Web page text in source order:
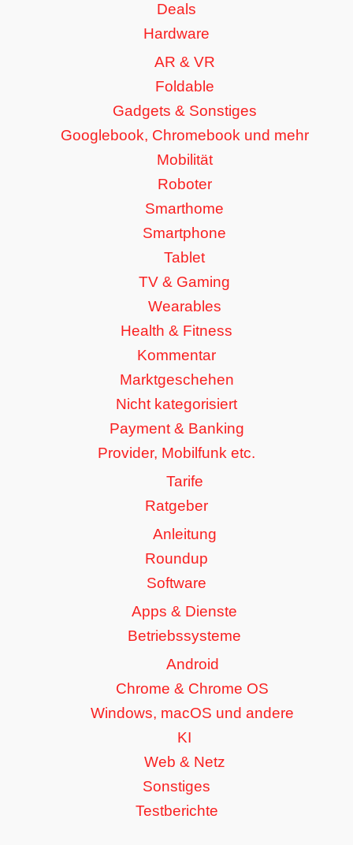
Deals
Hardware
AR & VR
Foldable
Gadgets & Sonstiges
Googlebook, Chromebook und mehr
Mobilität
Roboter
Smarthome
Smartphone
Tablet
TV & Gaming
Wearables
Health & Fitness
Kommentar
Marktgeschehen
Nicht kategorisiert
Payment & Banking
Provider, Mobilfunk etc.
Tarife
Ratgeber
Anleitung
Roundup
Software
Apps & Dienste
Betriebssysteme
Android
Chrome & Chrome OS
Windows, macOS und andere
KI
Web & Netz
Sonstiges
Testberichte